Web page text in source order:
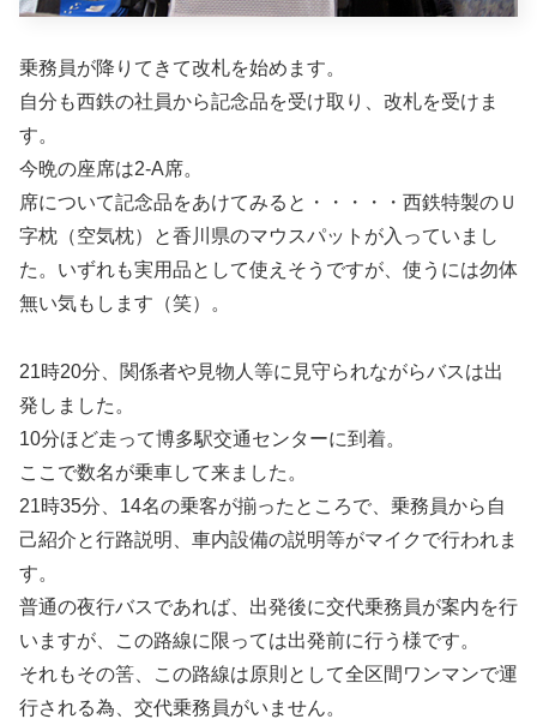
乗務員が降りてきて改札を始めます。
自分も西鉄の社員から記念品を受け取り、改札を受けま
す。
今晩の座席は2-A席。
席について記念品をあけてみると・・・・・西鉄特製のＵ
字枕（空気枕）と香川県のマウスパットが入っていまし
た。いずれも実用品として使えそうですが、使うには勿体
無い気もします（笑）。
21時20分、関係者や見物人等に見守られながらバスは出
発しました。
10分ほど走って博多駅交通センターに到着。
ここで数名が乗車して来ました。
21時35分、14名の乗客が揃ったところで、乗務員から自
己紹介と行路説明、車内設備の説明等がマイクで行われま
す。
普通の夜行バスであれば、出発後に交代乗務員が案内を行
いますが、この路線に限っては出発前に行う様です。
それもその筈、この路線は原則として全区間ワンマンで運
行される為、交代乗務員がいません。